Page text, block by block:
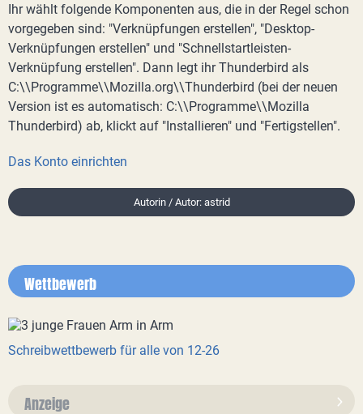
Ihr wählt folgende Komponenten aus, die in der Regel schon
vorgegeben sind: "Verknüpfungen erstellen", "Desktop-
Verknüpfungen erstellen" und "Schnellstartleisten-
Verknüpfung erstellen". Dann legt ihr Thunderbird als
C:\\Programme\\Mozilla.org\\Thunderbird (bei der neuen
Version ist es automatisch: C:\\Programme\\Mozilla
Thunderbird) ab, klickt auf "Installieren" und "Fertigstellen".
Das Konto einrichten
Autorin / Autor: astrid
Wettbewerb
Schreibwettbewerb für alle von 12-26
Anzeige